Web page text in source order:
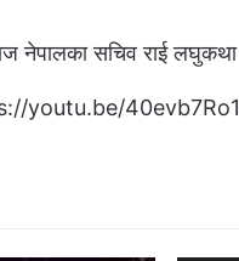
नेपालका सचिव राई
youtu.be/